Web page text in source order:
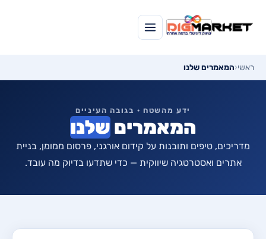
ראשי‹המאמרים שלנו
ידע מהשטח · בגובה העיניים
המאמרים שלנו
מדריכים, טיפים ותובנות על קידום אורגני, פרסום ממומן, בניית
אתרים ואסטרטגיה שיווקית — כדי שתדעו בדיוק מה עובד.